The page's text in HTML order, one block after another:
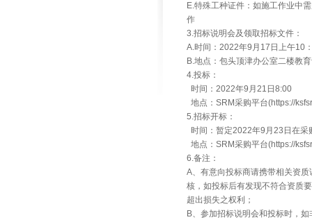
E.特殊工种证件：如施工作业中
作
3.招标说明会及领取招标文件：
A.时间：2022年9月17日上午10
B.地点：包头顶津办公室二楼教
4.投标：
时间：2022年9月21日8:00
地点：SRM采购平台(https://
5.招标开标：
时间：暂定2022年9月23日在
地点：SRM采购平台(https://
6.备注：
A、有意向投标商请携带相关资
核，如投标后有发现不符合资质
超出损失之权利；
B、参加招标说明会和投标时，